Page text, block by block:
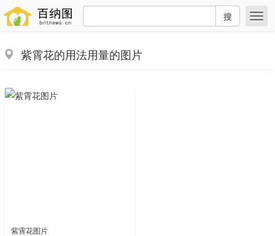
搜
紫霄花的用法用量的图片
紫霄花图片